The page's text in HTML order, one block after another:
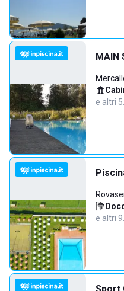
MAIN
e altri 5…
e altri 9…